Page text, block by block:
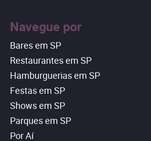
Navegue por
Bares em SP
Restaurantes em SP
Hamburguerias em SP
Festas em SP
Shows em SP
Parques em SP
Por Aí